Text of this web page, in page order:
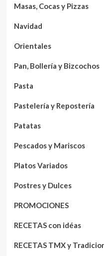
Masas, Cocas y Pizzas
Navidad
Orientales
Pan, Bollería y Bizcochos
Pasta
Pastelería y Repostería
Patatas
Pescados y Mariscos
Platos Variados
Postres y Dulces
PROMOCIONES
RECETAS con idéas
RECETAS TMX y